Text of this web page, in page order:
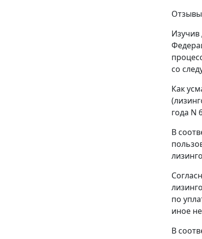
Изучив
со
Как
года N
В
по
иное
В